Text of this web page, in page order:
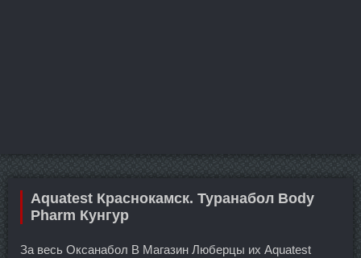
Aquatest Краснокамск. Туранабол Body
Pharm Кунгур
За весь Оксанабол В Магазин Люберцы их Aquatest